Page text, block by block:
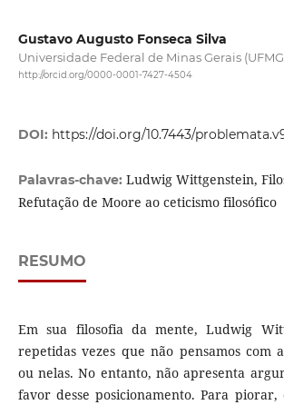
Gustavo Augusto Fonseca Silva
Universidade Federal de Minas Gerais
http://orcid.org/0000-0001-7427-4504
DOI: https://doi.org/10.7443/
Palavras-chave: Ludwig Wittgenstein,
Refutação de Moore ao ceticismo filosófico
RESUMO
Em sua filosofia da mente, Ludwig
repetidas vezes que não pensamos com
ou nelas. No entanto, não apresenta
favor desse posicionamento. Para piorar,